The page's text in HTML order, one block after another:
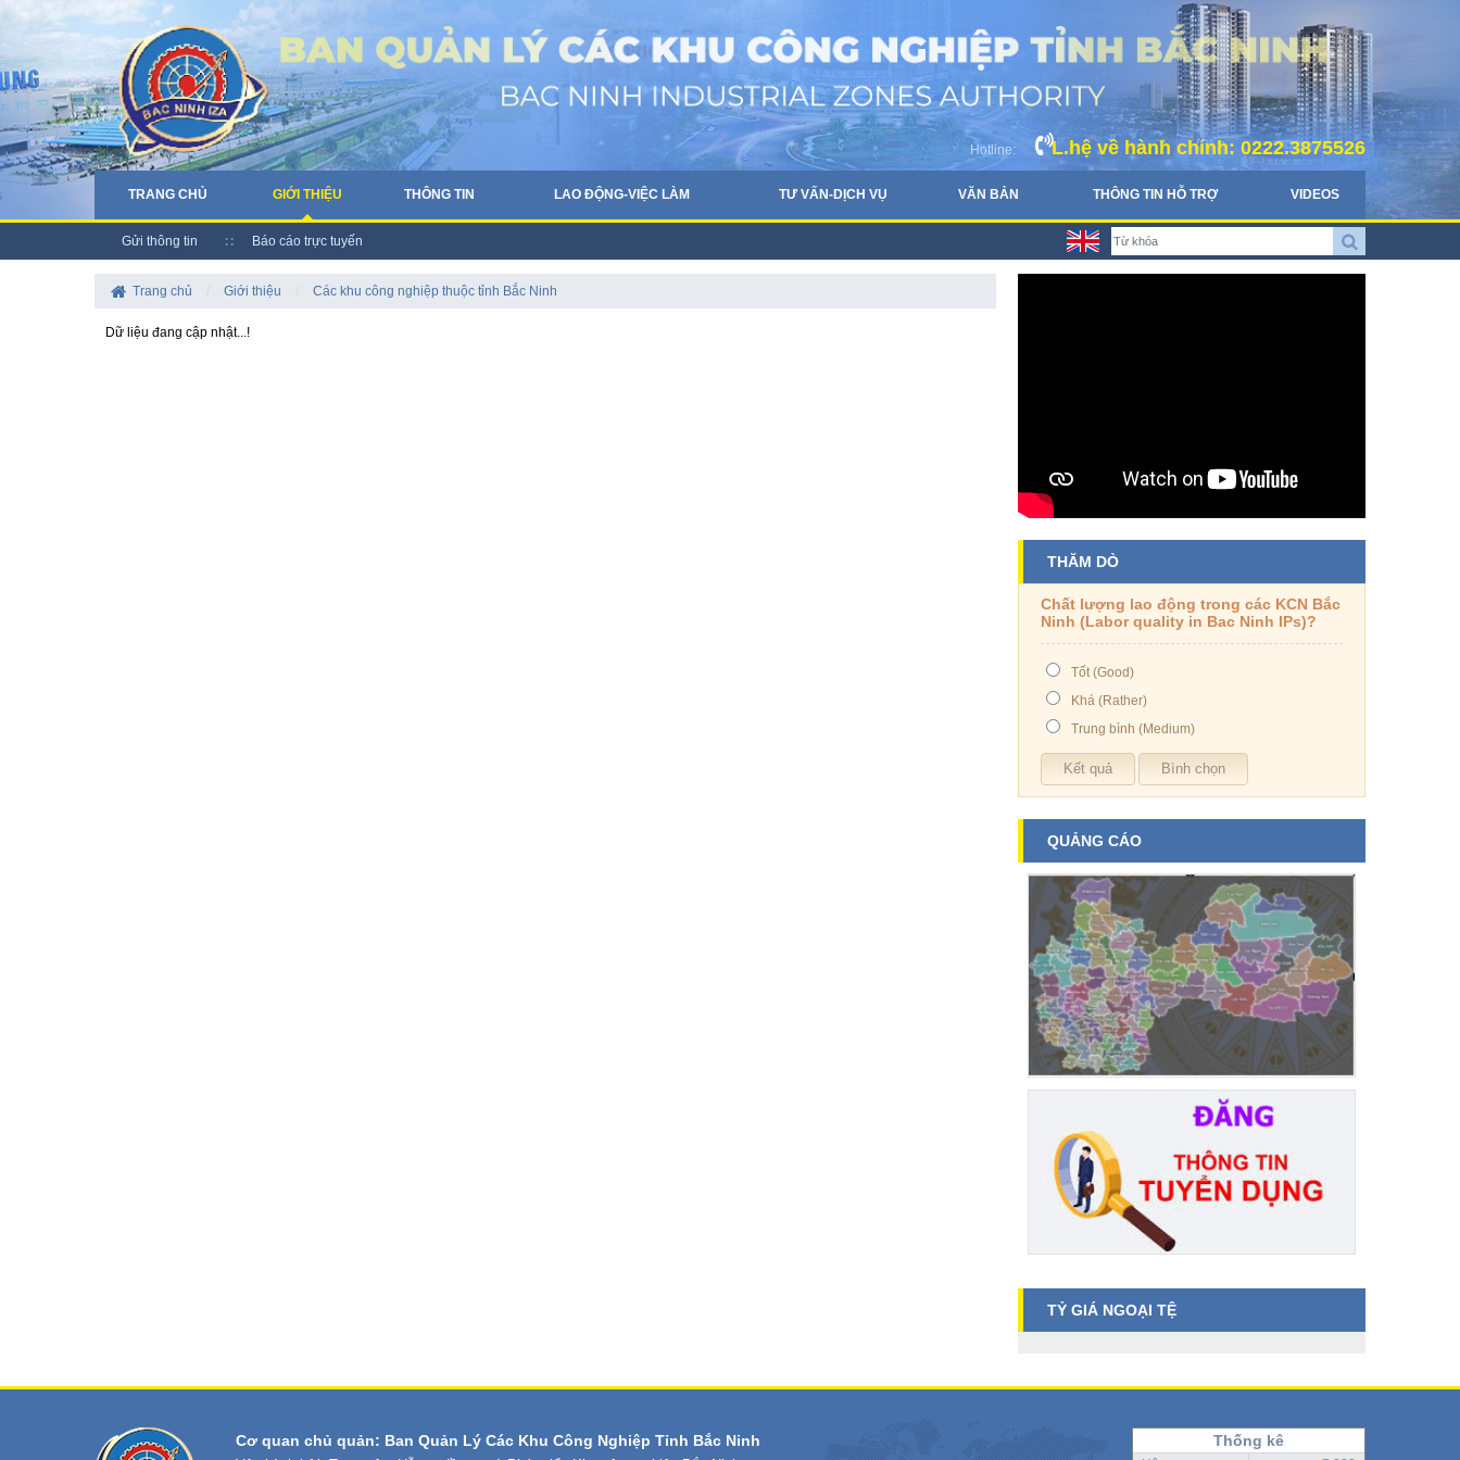
Hotline: L.hệ về hành chính: 0222.3875526
TRANG CHỦ GIỚI THIỆU THÔNG TIN LAO ĐỘNG-VIỆC LÀM TƯ VẤN-DỊCH VỤ VĂN BẢN THÔNG TIN HỖ TRỢ VIDEOS
Gửi thông tin Báo cáo trực tuyến
Trang chủ Giới thiệu Các khu công nghiệp thuộc tỉnh Bắc Ninh
Dữ liệu đang cập nhật...!
THĂM DÒ
Chất lượng lao động trong các KCN Bắc
Ninh (Labor quality in Bac Ninh IPs)?
Tốt (Good)
Khá (Rather)
Trung bình (Medium)
QUẢNG CÁO
TỶ GIÁ NGOẠI TỆ
Thống kê
Cơ quan chủ quản: Ban Quản Lý Các Khu Công Nghiệp Tỉnh Bắc Ninh